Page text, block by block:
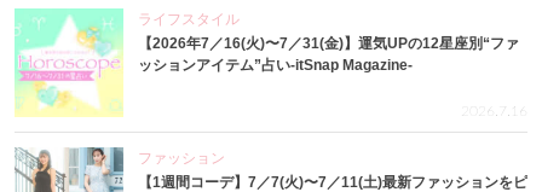
ライフスタイル
【2026年7／16(火)〜7／31(金)】運気UPの12星座別“ファ
ッションアイテム”占い-itSnap Magazine-
2026.7.16
ファッション
【1週間コーデ】7／7(火)〜7／11(土)最新ファッションをピ